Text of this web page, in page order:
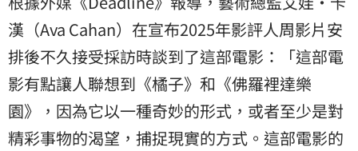
漢（Ava Cahan）在宣布2025年影評人周影片安
排後不久接受採訪時談到了這部電影：「這部電
影有點讓人聯想到《橘子》和《佛羅裡達樂
園》，因為它以一種奇妙的形式，或者至少是對
精彩事物的渴望，捕捉現實的方式。這部電影的